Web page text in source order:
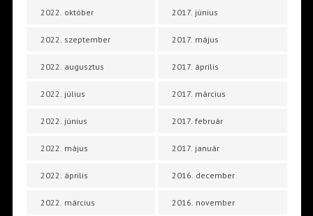
2022. október
2022. szeptember
2022. augusztus
2022. július
2022. június
2022. május
2022. április
2022. március
2017. június
2017. május
2017. április
2017. március
2017. február
2017. január
2016. december
2016. november